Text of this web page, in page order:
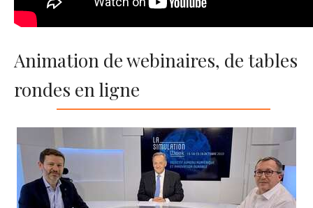
Animation de webinaires, de tables
rondes en ligne